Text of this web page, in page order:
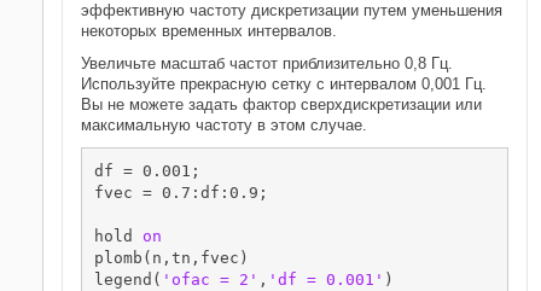
эффективную частоту дискретизации путем уменьшения
некоторых временных интервалов.
Увеличьте масштаб частот приблизительно 0,8 Гц.
Используйте прекрасную сетку с интервалом 0,001 Гц.
Вы не можете задать фактор сверхдискретизации или
максимальную частоту в этом случае.
df = 0.001;
fvec = 0.7:df:0.9;
hold on
plomb(n,tn,fvec)
legend( 'ofac = 2' , 'df = 0.001' )